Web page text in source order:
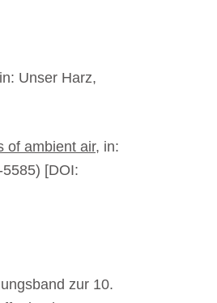
Unser Harz,
of ambient air, in:
[DOI:
zur 10.